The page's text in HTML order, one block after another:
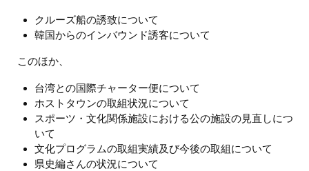
クルーズ船の誘致について
韓国からのインバウンド誘客について
このほか、
台湾との国際チャーター便について
ホストタウンの取組状況について
スポーツ・文化関係施設における公の施設の見直しにつ
いて
文化プログラムの取組実績及び今後の取組について
県史編さんの状況について